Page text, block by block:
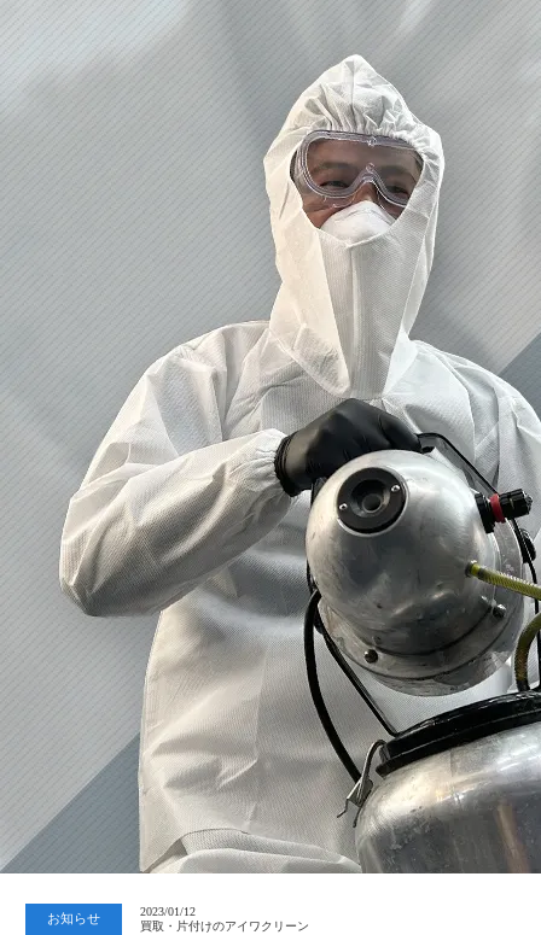
お知らせ
2023/01/12
買取・片付けのアイワクリーン
2023/07/24
中日新聞 岐阜版「空き家対策SOS」コーナーに掲載いただきまし…
2023/01/12
買取・片付けのアイワクリーン